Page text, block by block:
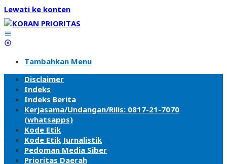
Lewati ke konten
Tambahkan Menu
Disclaimer
Indeks
Indeks Berita
Kerjasama/Undangan/Rilis: 0817-21-7070
(whatsapps)
Kode Etik
Kode Etik Jurnalistik
Pedoman Media Siber
Prioritas Daerah